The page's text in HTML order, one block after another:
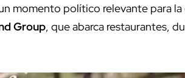
momento político relevante para
Group, que abarca restaurantes,